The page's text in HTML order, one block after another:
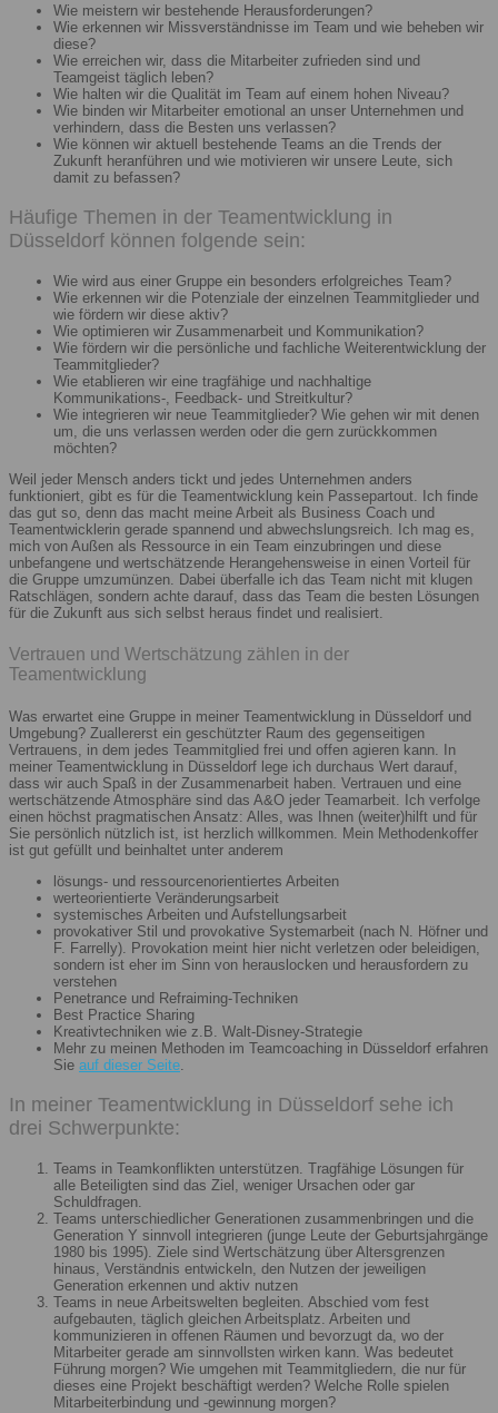
Wie meistern wir bestehende Herausforderungen?
Wie erkennen wir Missverständnisse im Team und wie beheben wir
diese?
Wie erreichen wir, dass die Mitarbeiter zufrieden sind und
Teamgeist täglich leben?
Wie halten wir die Qualität im Team auf einem hohen Niveau?
Wie binden wir Mitarbeiter emotional an unser Unternehmen und
verhindern, dass die Besten uns verlassen?
Wie können wir aktuell bestehende Teams an die Trends der
Zukunft heranführen und wie motivieren wir unsere Leute, sich
damit zu befassen?
Häufige Themen in der Teamentwicklung in
Düsseldorf können folgende sein:
Wie wird aus einer Gruppe ein besonders erfolgreiches Team?
Wie erkennen wir die Potenziale der einzelnen Teammitglieder und
wie fördern wir diese aktiv?
Wie optimieren wir Zusammenarbeit und Kommunikation?
Wie fördern wir die persönliche und fachliche Weiterentwicklung der
Teammitglieder?
Wie etablieren wir eine tragfähige und nachhaltige
Kommunikations-, Feedback- und Streitkultur?
Wie integrieren wir neue Teammitglieder? Wie gehen wir mit denen
um, die uns verlassen werden oder die gern zurückkommen
möchten?
Weil jeder Mensch anders tickt und jedes Unternehmen anders
funktioniert, gibt es für die Teamentwicklung kein Passepartout. Ich finde
das gut so, denn das macht meine Arbeit als Business Coach und
Teamentwicklerin gerade spannend und abwechslungsreich. Ich mag es,
mich von Außen als Ressource in ein Team einzubringen und diese
unbefangene und wertschätzende Herangehensweise in einen Vorteil für
die Gruppe umzumünzen. Dabei überfalle ich das Team nicht mit klugen
Ratschlägen, sondern achte darauf, dass das Team die besten Lösungen
für die Zukunft aus sich selbst heraus findet und realisiert.
Vertrauen und Wertschätzung zählen in der
Teamentwicklung
Was erwartet eine Gruppe in meiner Teamentwicklung in Düsseldorf und
Umgebung? Zuallererst ein geschützter Raum des gegenseitigen
Vertrauens, in dem jedes Teammitglied frei und offen agieren kann. In
meiner Teamentwicklung in Düsseldorf lege ich durchaus Wert darauf,
dass wir auch Spaß in der Zusammenarbeit haben. Vertrauen und eine
wertschätzende Atmosphäre sind das A&O jeder Teamarbeit. Ich verfolge
einen höchst pragmatischen Ansatz: Alles, was Ihnen (weiter)hilft und für
Sie persönlich nützlich ist, ist herzlich willkommen. Mein Methodenkoffer
ist gut gefüllt und beinhaltet unter anderem
lösungs- und ressourcenorientiertes Arbeiten
werteorientierte Veränderungsarbeit
systemisches Arbeiten und Aufstellungsarbeit
provokativer Stil und provokative Systemarbeit (nach N. Höfner und
F. Farrelly). Provokation meint hier nicht verletzen oder beleidigen,
sondern ist eher im Sinn von herauslocken und herausfordern zu
verstehen
Penetrance und Refraiming-Techniken
Best Practice Sharing
Kreativtechniken wie z.B. Walt-Disney-Strategie
Mehr zu meinen Methoden im Teamcoaching in Düsseldorf erfahren
Sie auf dieser Seite.
In meiner Teamentwicklung in Düsseldorf sehe ich
drei Schwerpunkte:
Teams in Teamkonflikten unterstützen. Tragfähige Lösungen für
alle Beteiligten sind das Ziel, weniger Ursachen oder gar
Schuldfragen.
Teams unterschiedlicher Generationen zusammenbringen und die
Generation Y sinnvoll integrieren (junge Leute der Geburtsjahrgänge
1980 bis 1995). Ziele sind Wertschätzung über Altersgrenzen
hinaus, Verständnis entwickeln, den Nutzen der jeweiligen
Generation erkennen und aktiv nutzen
Teams in neue Arbeitswelten begleiten. Abschied vom fest
aufgebauten, täglich gleichen Arbeitsplatz. Arbeiten und
kommunizieren in offenen Räumen und bevorzugt da, wo der
Mitarbeiter gerade am sinnvollsten wirken kann. Was bedeutet
Führung morgen? Wie umgehen mit Teammitgliedern, die nur für
dieses eine Projekt beschäftigt werden? Welche Rolle spielen
Mitarbeiterbindung und -gewinnung morgen?